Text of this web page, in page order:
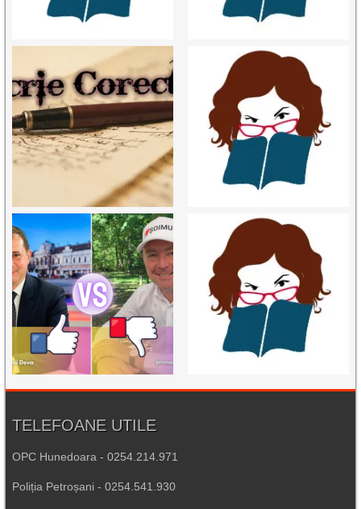
TELEFOANE UTILE
OPC Hunedoara - 0254.214.971
Poliția Petroșani - 0254.541.930